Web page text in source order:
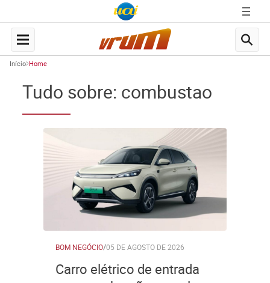
Início Home
Tudo sobre: combustao
BOM NEGÓCIO/05 DE AGOSTO DE 2026
Carro elétrico de entrada